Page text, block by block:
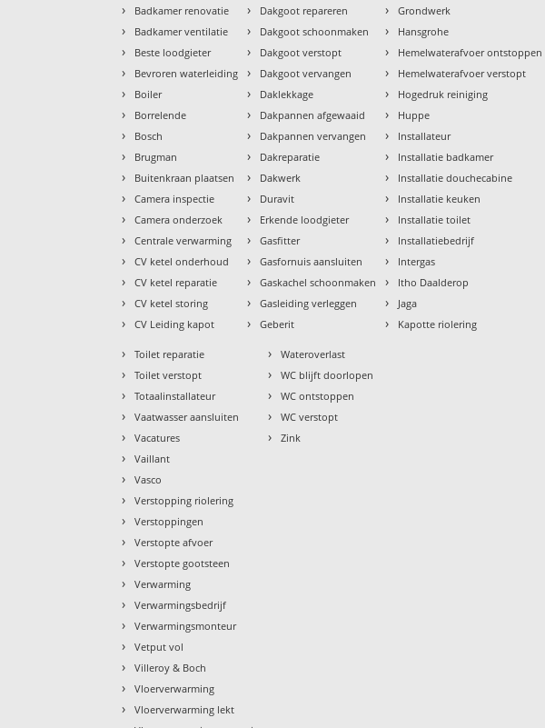
› Badkamer renovatie
› Badkamer ventilatie
› Beste loodgieter
› Bevroren waterleiding
› Boiler
› Borrelende
› Bosch
› Brugman
› Buitenkraan plaatsen
› Camera inspectie
› Camera onderzoek
› Centrale verwarming
› CV ketel onderhoud
› CV ketel reparatie
› CV ketel storing
› CV Leiding kapot
› Dakgoot repareren
› Dakgoot schoonmaken
› Dakgoot verstopt
› Dakgoot vervangen
› Daklekkage
› Dakpannen afgewaaid
› Dakpannen vervangen
› Dakreparatie
› Dakwerk
› Duravit
› Erkende loodgieter
› Gasfitter
› Gasfornuis aansluiten
› Gaskachel schoonmaken
› Gasleiding verleggen
› Geberit
› Grondwerk
› Hansgrohe
› Hemelwaterafvoer ontstoppen
› Hemelwaterafvoer verstopt
› Hogedruk reiniging
› Huppe
› Installateur
› Installatie badkamer
› Installatie douchecabine
› Installatie keuken
› Installatie toilet
› Installatiebedrijf
› Intergas
› Itho Daalderop
› Jaga
› Kapotte riolering
› Toilet reparatie
› Toilet verstopt
› Totaalinstallateur
› Vaatwasser aansluiten
› Vacatures
› Vaillant
› Vasco
› Verstopping riolering
› Verstoppingen
› Verstopte afvoer
› Verstopte gootsteen
› Verwarming
› Verwarmingsbedrijf
› Verwarmingsmonteur
› Vetput vol
› Villeroy & Boch
› Vloerverwarming
› Vloerverwarming lekt
› Wateroverlast
› WC blijft doorlopen
› WC ontstoppen
› WC verstopt
› Zink